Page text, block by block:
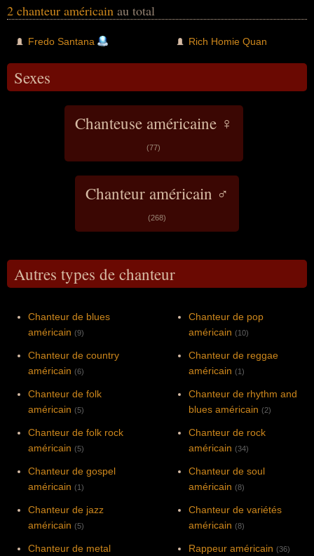
2 chanteur américain au total
Fredo Santana Rich Homie Quan
Sexes
Chanteuse américaine ♀
(77)
Chanteur américain ♂
(268)
Autres types de chanteur
Chanteur de blues
américain (9)
Chanteur de country
américain (6)
Chanteur de folk
américain (5)
Chanteur de folk rock
américain (5)
Chanteur de gospel
américain (1)
Chanteur de jazz
américain (5)
Chanteur de metal
Chanteur de pop
américain (10)
Chanteur de reggae
américain (1)
Chanteur de rhythm and
blues américain (2)
Chanteur de rock
américain (34)
Chanteur de soul
américain (8)
Chanteur de variétés
américain (8)
Rappeur américain (36)